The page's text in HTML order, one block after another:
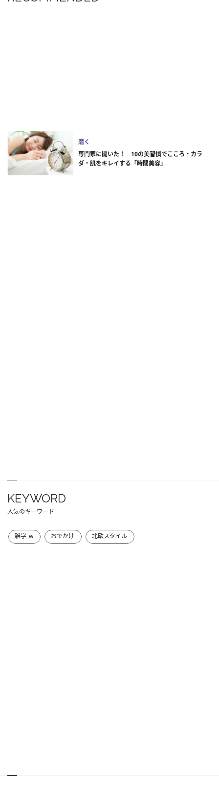
磨く
専門家に聞いた！ 10の美習慣でこころ・カラ
ダ・肌をキレイする「時間美容」
KEYWORD
人気のキーワード
雑学_w おでかけ 北欧スタイル